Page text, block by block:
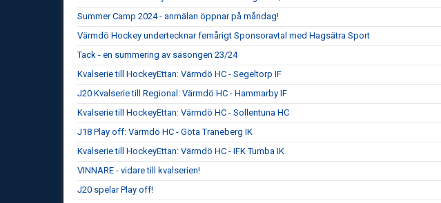
Summer Camp 2024 - anmälan öppnar på måndag!
Värmdö Hockey undertecknar femårigt Sponsoravtal med Hagsätra Sport
Tack - en summering av säsongen 23/24
Kvalserie till HockeyEttan: Värmdö HC - Segeltorp IF
J20 Kvalserie till Regional: Värmdö HC - Hammarby IF
Kvalserie till HockeyEttan: Värmdö HC - Sollentuna HC
J18 Play off: Värmdö HC - Göta Traneberg IK
Kvalserie till HockeyEttan: Värmdö HC - IFK Tumba IK
VINNARE - vidare till kvalserien!
J20 spelar Play off!